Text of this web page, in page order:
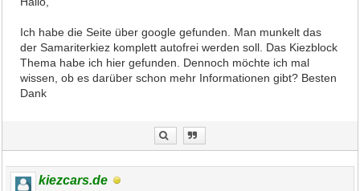
Ich habe die Seite über google gefunden. Man munkelt das
der Samariterkiez komplett autofrei werden soll. Das Kiezblock
Thema habe ich hier gefunden. Dennoch möchte ich mal
wissen, ob es darüber schon mehr Informationen gibt? Besten
Dank
kiezcars.de